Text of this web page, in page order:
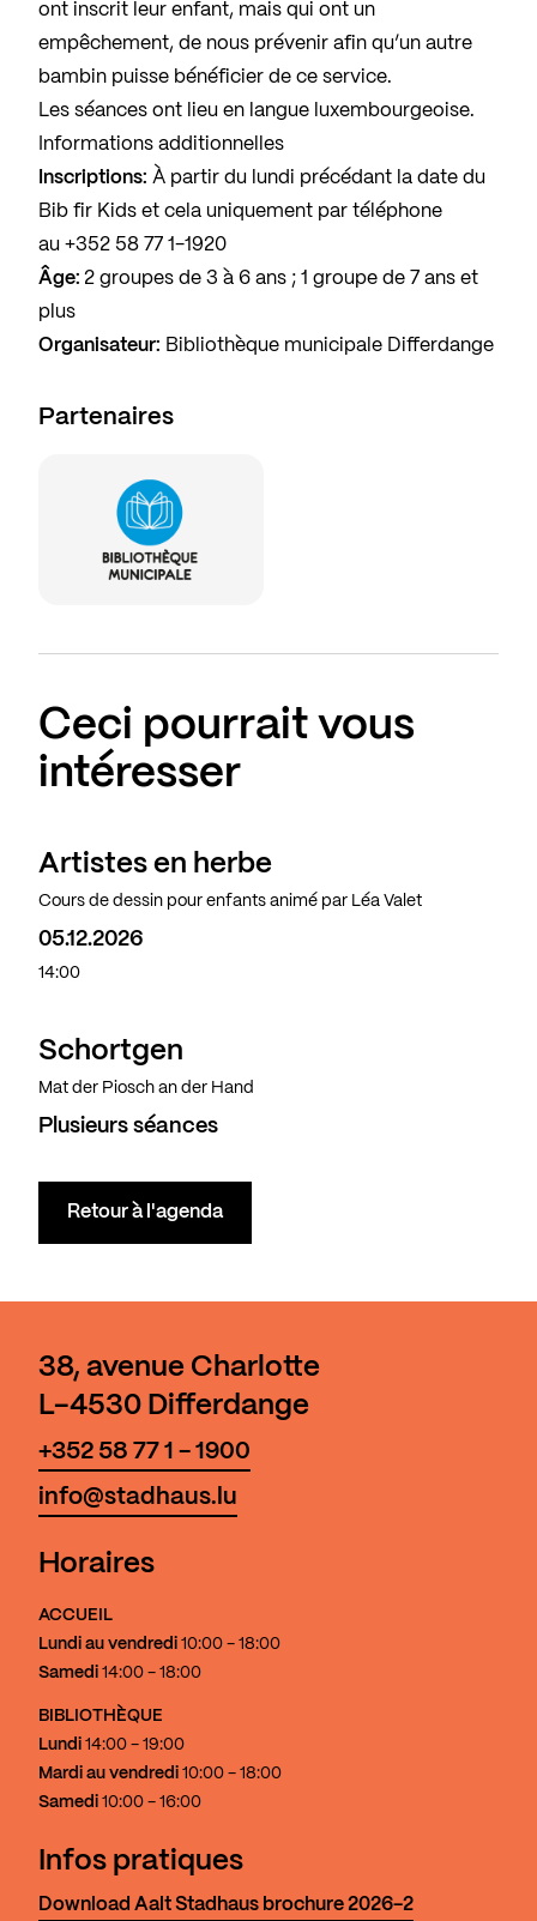
ont inscrit leur enfant, mais qui ont un
empêchement, de nous prévenir afin qu’un autre
bambin puisse bénéficier de ce service.
Les séances ont lieu en langue luxembourgeoise.
Informations additionnelles
Inscriptions: À partir du lundi précédant la date du
Bib fir Kids et cela uniquement par téléphone
au +352 58 77 1-1920
Âge: 2 groupes de 3 à 6 ans ; 1 groupe de 7 ans et
plus
Organisateur: Bibliothèque municipale Differdange
Partenaires
Ceci pourrait vous
intéresser
Artistes en herbe
Cours de dessin pour enfants animé par Léa Valet
05.12.2026
14:00
Schortgen
Mat der Piosch an der Hand
Plusieurs séances
Retour à l'agenda
38, avenue Charlotte
L-4530 Differdange
+352 58 77 1 - 1900
info@stadhaus.lu
Horaires
ACCUEIL
Lundi au vendredi 10:00 - 18:00
Samedi 14:00 - 18:00
BIBLIOTHÈQUE
Lundi 14:00 - 19:00
Mardi au vendredi 10:00 - 18:00
Samedi 10:00 - 16:00
Infos pratiques
Download Aalt Stadhaus brochure 2026-2